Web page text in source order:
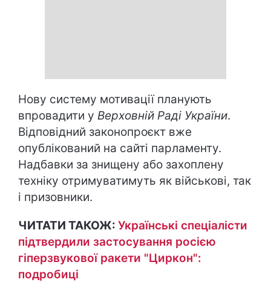
Нову систему мотивації планують
впровадити у Верховній Раді України.
Відповідний законопроєкт вже
опублікований на сайті парламенту.
Надбавки за знищену або захоплену
техніку отримуватимуть як військові, так
і призовники.
ЧИТАТИ ТАКОЖ: Українські спеціалісти
підтвердили застосування росією
гіперзвукової ракети "Циркон":
подробиці